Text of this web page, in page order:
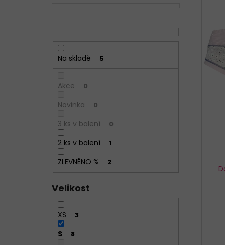
Na skladě 5
Akce 0
Novinka 0
3 ks v balení 0
2 ks v balení 1
ZLEVNĚNO % 2
Velikost
XS 3
S 8
d
u